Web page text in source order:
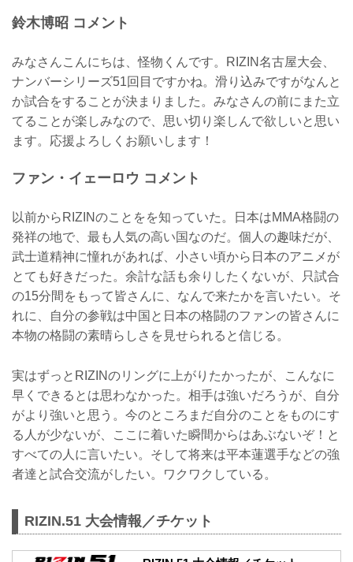
鈴木博昭 コメント
みなさんこんにちは、怪物くんです。RIZIN名古屋大会、
ナンバーシリーズ51回目ですかね。滑り込みですがなんと
か試合をすることが決まりました。みなさんの前にまた立
てることが楽しみなので、思い切り楽しんで欲しいと思い
ます。応援よろしくお願いします！
ファン・イェーロウ コメント
以前からRIZINのことをを知っていた。日本はMMA格闘の
発祥の地で、最も人気の高い国なのだ。個人の趣味だが、
武士道精神に憧れがあれば、小さい頃から日本のアニメが
とても好きだった。余計な話も余りしたくないが、只試合
の15分間をもって皆さんに、なんで来たかを言いたい。そ
れに、自分の参戦は中国と日本の格闘のファンの皆さんに
本物の格闘の素晴らしさを見せられると信じる。
実はずっとRIZINのリングに上がりたかったが、こんなに
早くできるとは思わなかった。相手は強いだろうが、自分
がより強いと思う。今のところまだ自分のことをものにす
る人が少ないが、ここに着いた瞬間からはあぶないぞ！と
すべての人に言いたい。そして将来は平本蓮選手などの強
者達と試合交流がしたい。ワクワクしている。
RIZIN.51 大会情報／チケット